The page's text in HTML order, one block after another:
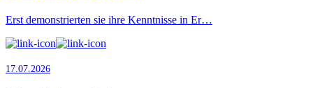
Erst demonstrierten sie ihre Kenntnisse in Er…
17.07.2026